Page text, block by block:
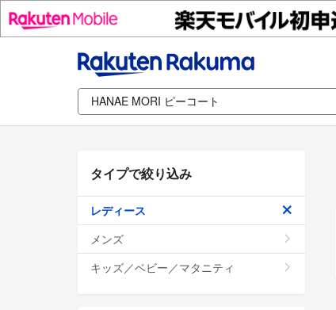
タイプで絞り込み
レディース
メンズ
キッズ／ベビー／マタニティ